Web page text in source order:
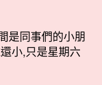
是同事們的小朋
小,只是星期六